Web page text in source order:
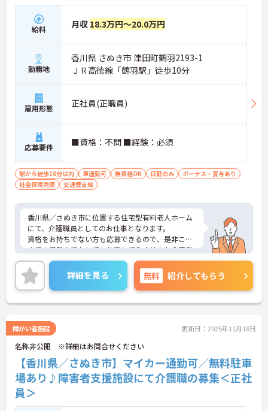
給料 月収 18.3万円～20.0万円
勤務地
香川県 さぬき市 津田町鶴羽2193-1
ＪＲ高徳線「鶴羽駅」徒歩10分
雇用形態 正社員(正職員)
応募要件 ■資格：不問 ■経験：必須
駅から徒歩10分以内 車通勤可 無資格OK 日勤のみ
ボーナス・賞与あり
社会保険完備
交通費支給
香川県／さぬき市に位置する住宅型有料老人ホーム
にて、介護職員としてのお仕事となります。
資格をお持ちでない方も応募できるので、是非これ
までの経験を活かしてお仕事してみませんか？定年
が70歳となっており、再雇用は75歳と、長く働ける
環境となっております◎
ご興味ある方は面接ポイントをお伝えしますので、
お気軽にお問い合わせください♪
詳細を見る 無料 紹介してもらう
障がい者施設 更新日：2025年11月18日
名称非公開 ※詳細はお問合せください
【香川県／さぬき市】マイカー通勤可／無料駐車
場あり♪障害者支援施設にて介護職の募集＜正社
員＞